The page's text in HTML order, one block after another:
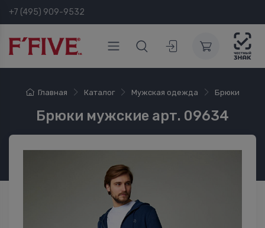
+7 (495) 909-9532
Главная Каталог Мужская одежда Брюки
Брюки мужские арт. 09634